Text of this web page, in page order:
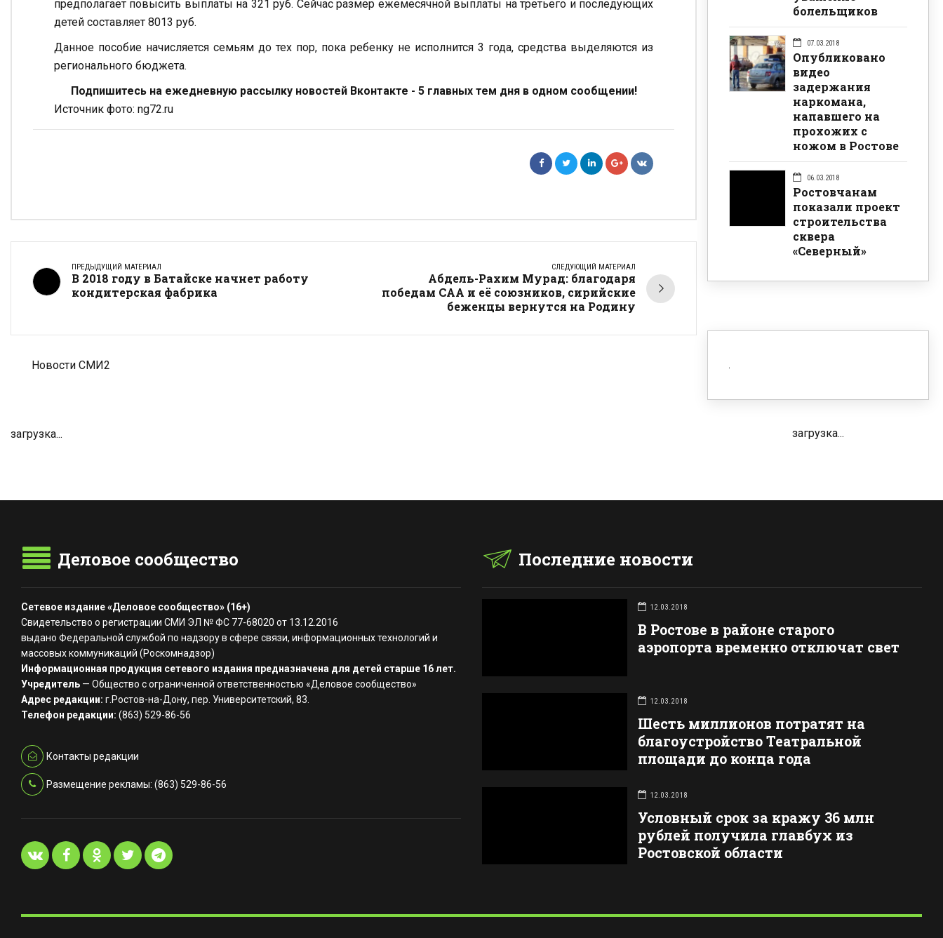
предполагает повысить выплаты на 321 руб. Сейчас размер ежемесячной выплаты на третьего и последующих
детей составляет 8013 руб.
Данное пособие начисляется семьям до тех пор, пока ребенку не исполнится 3 года, средства выделяются из
регионального бюджета.
Подпишитесь на ежедневную рассылку новостей Вконтакте - 5 главных тем дня в одном сообщении!
Источник фото: ng72.ru
ПРЕДЫДУЩИЙ МАТЕРИАЛ
В 2018 году в Батайске начнет работу
кондитерская фабрика
СЛЕДУЮЩИЙ МАТЕРИАЛ
Абдель-Рахим Мурад: благодаря
победам САА и её союзников, сирийские
беженцы вернутся на Родину
Новости СМИ2
загрузка...
болельщиков
07.03.2018
Опубликовано
видео
задержания
наркомана,
напавшего на
прохожих с
ножом в Ростове
06.03.2018
Ростовчанам
показали проект
строительства
сквера
«Северный»
загрузка...
Деловое сообщество
Сетевое издание «Деловое сообщество» (16+)
Свидетельство о регистрации СМИ ЭЛ № ФС 77-68020 от 13.12.2016
выдано Федеральной службой по надзору в сфере связи, информационных технологий и
массовых коммуникаций (Роскомнадзор)
Информационная продукция сетевого издания предназначена для детей старше 16 лет.
Учредитель — Общество с ограниченной ответственностью «Деловое сообщество»
Адрес редакции: г.Ростов-на-Дону, пер. Университетский, 83.
Телефон редакции: (863) 529-86-56
Контакты редакции
Размещение рекламы: (863) 529-86-56
Последние новости
12.03.2018
В Ростове в районе старого
аэропорта временно отключат свет
12.03.2018
Шесть миллионов потратят на
благоустройство Театральной
площади до конца года
12.03.2018
Условный срок за кражу 36 млн
рублей получила главбух из
Ростовской области